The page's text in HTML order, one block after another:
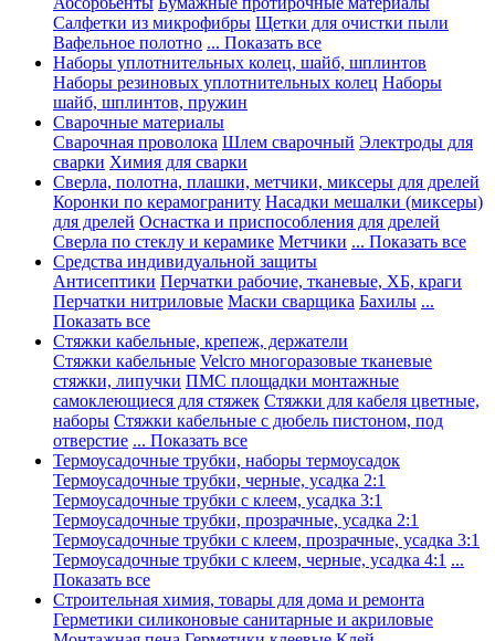
Салфетки из микрофибры Щетки для очистки пыли
Вафельное полотно ... Показать все
Наборы уплотнительных колец, шайб, шплинтов
Наборы резиновых уплотнительных колец Наборы
шайб, шплинтов, пружин
Сварочные материалы
Сварочная проволока Шлем сварочный Электроды для
сварки Химия для сварки
Сверла, полотна, плашки, метчики, миксеры для дрелей
Коронки по керамограниту Насадки мешалки (миксеры)
для дрелей Оснастка и приспособления для дрелей
Сверла по стеклу и керамике Метчики ... Показать все
Средства индивидуальной защиты
Антисептики Перчатки рабочие, тканевые, ХБ, краги
Перчатки нитриловые Маски сварщика Бахилы ...
Показать все
Стяжки кабельные, крепеж, держатели
Стяжки кабельные Velcro многоразовые тканевые
стяжки, липучки ПМС площадки монтажные
самоклеющиеся для стяжек Стяжки для кабеля цветные,
наборы Стяжки кабельные с дюбель пистоном, под
отверстие ... Показать все
Термоусадочные трубки, наборы термоусадок
Термоусадочные трубки, черные, усадка 2:1
Термоусадочные трубки с клеем, усадка 3:1
Термоусадочные трубки, прозрачные, усадка 2:1
Термоусадочные трубки с клеем, прозрачные, усадка 3:1
Термоусадочные трубки с клеем, черные, усадка 4:1 ...
Показать все
Строительная химия, товары для дома и ремонта
Герметики силиконовые санитарные и акриловые